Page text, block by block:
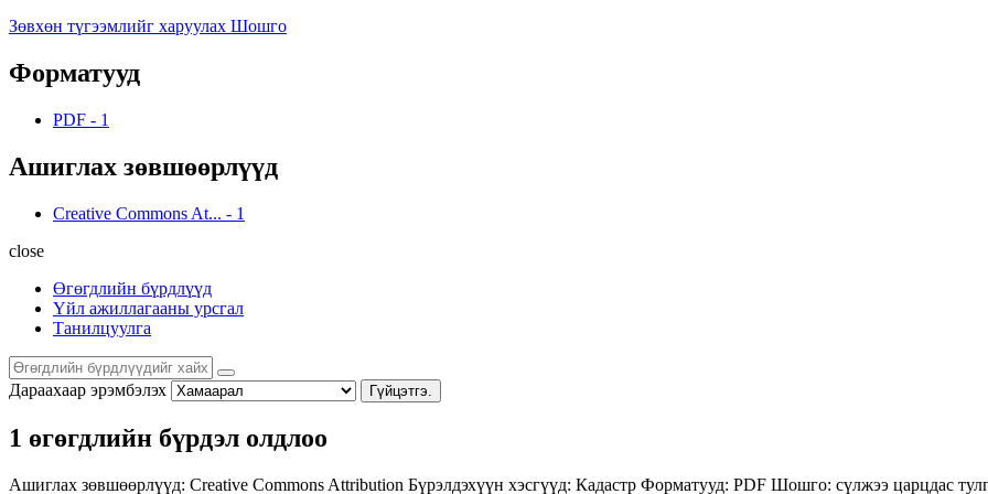
Зөвхөн түгээмлийг харуулах Шошго
Форматууд
PDF - 1
Ашиглах зөвшөөрлүүд
Creative Commons At... - 1
close
Өгөгдлийн бүрдлүүд
Үйл ажиллагааны урсгал
Танилцуулга
Дараахаар эрэмбэлэх Гүйцэтгэ.
1 өгөгдлийн бүрдэл олдлоо
Ашиглах зөвшөөрлүүд: Creative Commons Attribution Бүрэлдэхүүн хэсгүүд: Кадастр Форматууд: PDF Шошго: сүлжээ царцдас